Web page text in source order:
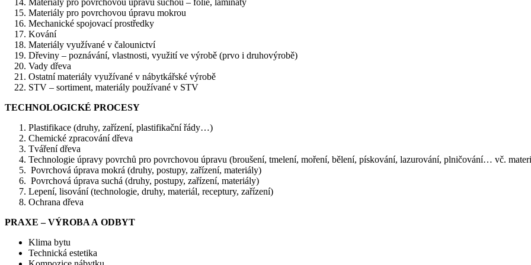
Materiály pro povrchovou úpravu mokrou
Mechanické spojovací prostředky
Kování
Materiály využívané v čalounictví
Dřeviny – poznávání, vlastnosti, využití ve výrobě (prvo i druhovýrobě)
Vady dřeva
Ostatní materiály využívané v nábytkářské výrobě
STV – sortiment, materiály používané v STV
TECHNOLOGICKÉ PROCESY
Plastifikace (druhy, zařízení, plastifikační řády…)
Chemické zpracování dřeva
Tváření dřeva
Technologie úpravy povrchů pro povrchovou úpravu (broušení, tmelení, moření, bělení, pískování, lazurování, plničování… vč.
Povrchová úprava mokrá (druhy, postupy, zařízení, materiály)
Povrchová úprava suchá (druhy, postupy, zařízení, materiály)
Lepení, lisování (technologie, druhy, materiál, receptury, zařízení)
Ochrana dřeva
PRAXE – VÝROBA A ODBYT
Klima bytu
Technická estetika